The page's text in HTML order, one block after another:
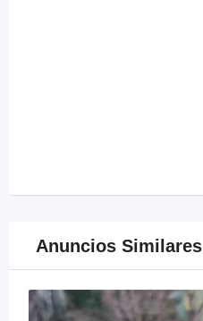
Anuncios Similares